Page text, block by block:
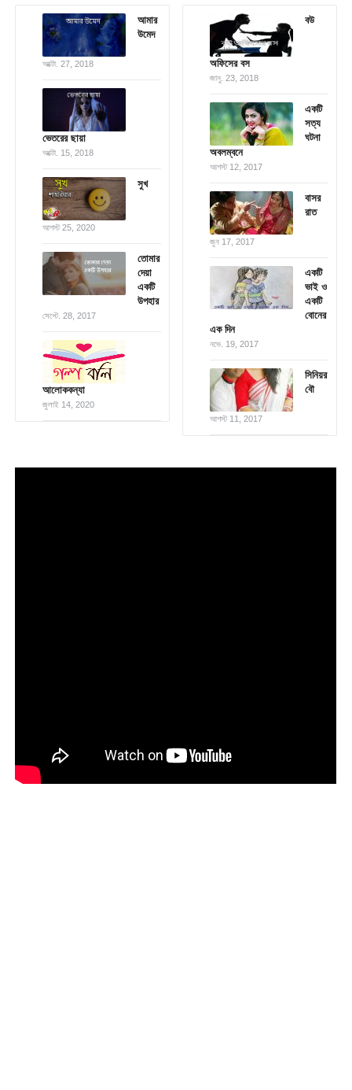
আমার
উমেদ
অক্টো. 27, 2018
ভেতরের ছায়া
অক্টো. 15, 2018
সুখ
আগস্ট 25, 2020
তোমার
দেয়া
একটি
উপহার
সেপ্টে. 28, 2017
আলোককন্যা
জুলাই 14, 2020
বউ
অফিসের বস
জানু. 23, 2018
একটি
সত্য
ঘটনা
অবলম্বনে
আগস্ট 12, 2017
বাসর
রাত
জুন 17, 2017
একটি
ভাই ও
একটি
বোনের
এক দিন
নভে. 19, 2017
সিনিয়র
বৌ
আগস্ট 11, 2017